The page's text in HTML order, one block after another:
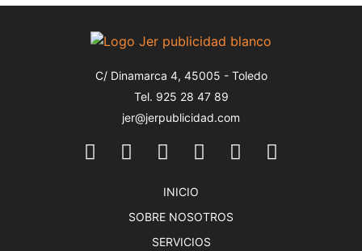
C/ Dinamarca 4, 45005 - Toledo
Tel. 925 28 47 89
jer@jerpublicidad.com
INICIO
SOBRE NOSOTROS
SERVICIOS